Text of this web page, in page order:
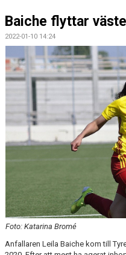
BILDGALLERI
DOKUMENT
KONTAKT
Baiche flyttar
2022-01-10 14:24
Foto: Katarina Bromé
Anfallaren Leila Baiche kom till